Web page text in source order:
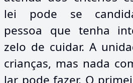
lei pode se
pessoa que tenha
zelo de cuidar. A
crianças, mas nada